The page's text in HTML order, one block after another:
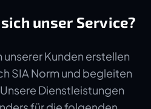
unser Service?
unserer Kunden erstellen
SIA Norm und begleiten
Dienstleistungen